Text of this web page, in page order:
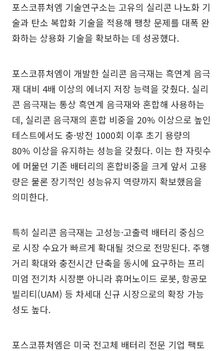
포스코퓨처엠 기술연구소는 고유의 실리콘 나노화 기
술과 탄소 복합화 기술을 적용해 팽창 문제를 대폭 완
화하는 상용화 기술을 확보하는 데 성공했다.
포스코퓨처엠이 개발한 실리콘 음극재는 흑연계 음극
재 대비 4배 이상의 에너지 저장 능력을 갖췄다. 실리
콘 음극재는 통상 흑연계 음극재와 혼합해 사용하는
데, 실리콘 음극재의 혼합 비중을 20% 이상으로 높인
테스트에서도 충·방전 1000회 이후 초기 용량의
80% 이상을 유지하는 성능을 갖췄다. 이는 한 자릿수
에 머물던 기존 배터리의 혼합비중을 크게 앞서 고용
량은 물론 장기적인 성능유지 역량까지 확보했음을
의미한다.
특히 실리콘 음극재는 고성능·고출력 배터리 중심으
로 시장 수요가 빠르게 확대될 것으로 전망된다. 주행
거리 확대와 충전시간 단축을 동시에 요구하는 프리
미엄 전기차 시장뿐 아니라 휴머노이드 로봇, 항공모
빌리티(UAM) 등 차세대 신규 시장으로의 확장 가능
성도 높다.
포스코퓨처엠은 미국 전고체 배터리 전문 기업 팩토